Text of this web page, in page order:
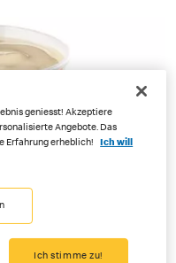
geniesst! Akzeptiere
Angebote. Das
Erfahrung erheblich!
Ich will
Ich stimme zu!